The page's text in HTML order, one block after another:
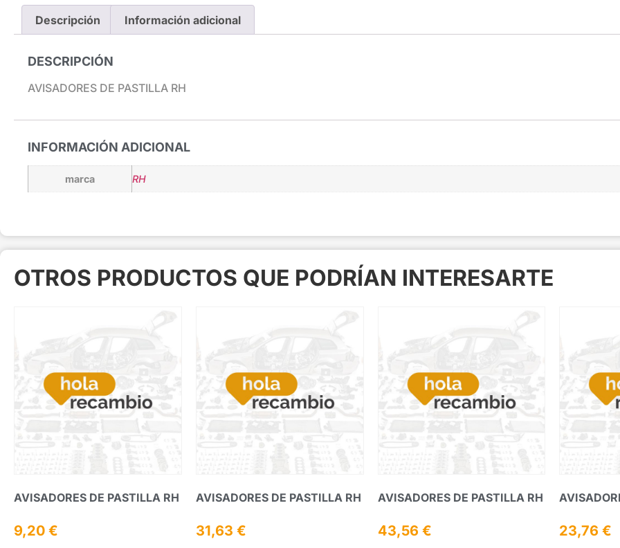
Descripción Información adicional
DESCRIPCIÓN
AVISADORES DE PASTILLA RH
INFORMACIÓN ADICIONAL
marca RH
OTROS PRODUCTOS QUE PODRÍAN INTERESARTE
AVISADORES DE PASTILLA RH
9,20 €
AVISADORES DE PASTILLA RH
31,63 €
AVISADORES DE PASTILLA RH
43,56 € 23,76€